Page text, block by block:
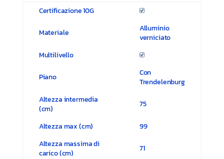
Certificazione 10G
Materiale
Alluminio
verniciato
Multilivello
Piano
Con
Trendelenburg
Altezza intermedia
(cm)
75
Altezza max (cm)
99
Altezza massima di
carico (cm)
71